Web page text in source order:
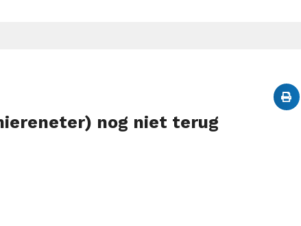
nog niet terug